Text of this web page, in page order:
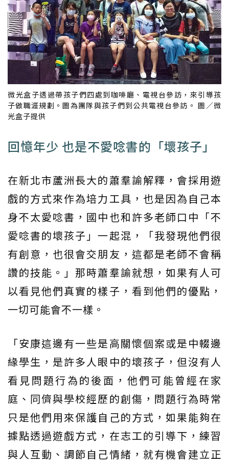
微光盒子透過帶孩子們四處到咖啡廳、電視台參訪，來引導孩
子做職涯規劃。圖為團隊與孩子們到公共電視台參訪。 圖／微
光盒子提供
回憶年少 也是不愛唸書的「壞孩子」
在新北市蘆洲長大的蕭羣諭解釋，會採用遊
戲的方式來作為培力工具，也是因為自己本
身不太愛唸書，國中也和許多老師口中「不
愛唸書的壞孩子」一起混，「我發現他們很
有創意，也很會交朋友，這都是老師不會稱
讚的技能。」那時蕭羣諭就想，如果有人可
以看見他們真實的樣子，看到他們的優點，
一切可能會不一樣。
「安康這邊有一些是高關懷個案或是中輟邊
緣學生，是許多人眼中的壞孩子，但沒有人
看見問題行為的後面，他們可能曾經在家
庭、同儕與學校經歷的創傷，問題行為時常
只是他們用來保護自己的方式，如果能夠在
據點透過遊戲方式，在志工的引導下，練習
與人互動、調節自己情緒，就有機會建立正